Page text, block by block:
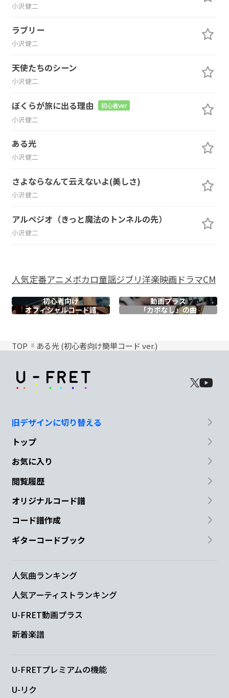
小沢健二
ラブリー
小沢健二
天使たちのシーン
小沢健二
ぼくらが旅に出る理由 初心者ver
小沢健二
ある光
小沢健二
さよならなんて云えないよ(美しさ)
小沢健二
アルペジオ（きっと魔法のトンネルの先）
小沢健二
人気定番アニメボカロ童謡ジブリ洋楽映画ドラマCM
初心者向け
動画プラス
オフィシャルコード譜 「カポなし」の曲
TOP ある光 (初心者向け簡単コード ver.)
旧デザインに切り替える
トップ
お気に入り
閲覧履歴
オリジナルコード譜
コード譜作成
ギターコードブック
人気曲ランキング
人気アーティストランキング
U-FRET動画プラス
新着楽譜
U-FRETプレミアムの機能
U-リク